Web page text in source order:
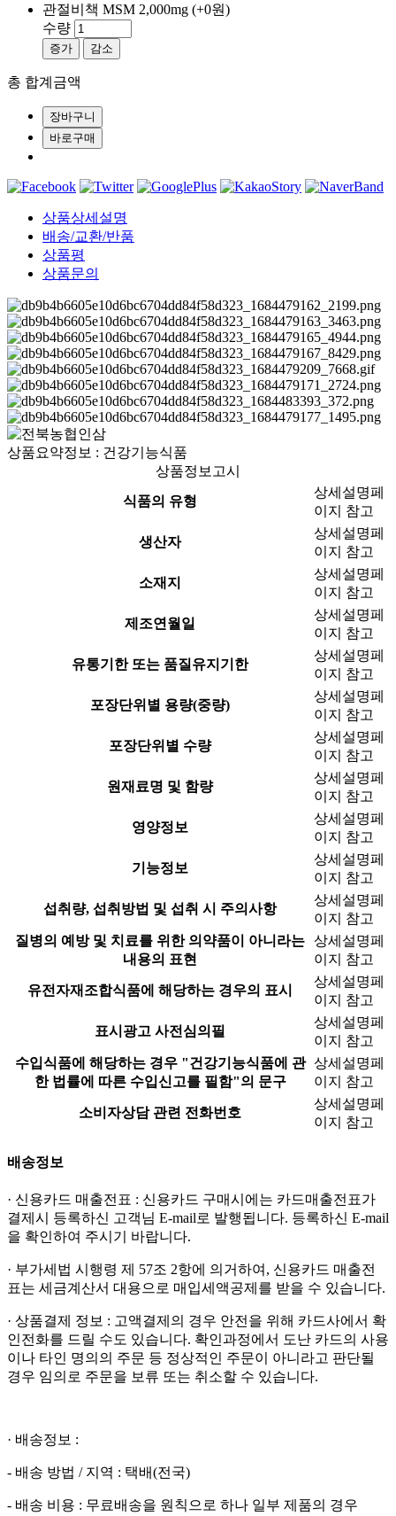
관절비책 MSM 2,000mg (+0원)
수량
증가 감소
총 합계금액
상품상세설명
배송/교환/반품
상품평
상품문의
상품요약정보 : 건강기능식품
상품정보고시
식품의 유형
상세설명페
이지 참고
생산자
상세설명페
이지 참고
소재지
상세설명페
이지 참고
제조연월일
상세설명페
이지 참고
유통기한 또는 품질유지기한
상세설명페
이지 참고
포장단위별 용량(중량)
상세설명페
이지 참고
포장단위별 수량
상세설명페
이지 참고
원재료명 및 함량
상세설명페
이지 참고
영양정보
상세설명페
이지 참고
기능정보
상세설명페
이지 참고
섭취량, 섭취방법 및 섭취 시 주의사항
상세설명페
이지 참고
질병의 예방 및 치료를 위한 의약품이 아니라는
내용의 표현
상세설명페
이지 참고
유전자재조합식품에 해당하는 경우의 표시
상세설명페
이지 참고
표시광고 사전심의필
상세설명페
이지 참고
수입식품에 해당하는 경우 "건강기능식품에 관
한 법률에 따른 수입신고를 필함"의 문구
상세설명페
이지 참고
소비자상담 관련 전화번호
상세설명페
이지 참고
배송정보
· 신용카드 매출전표 : 신용카드 구매시에는 카드매출전표가
결제시 등록하신 고객님 E-mail로 발행됩니다. 등록하신 E-mail
을 확인하여 주시기 바랍니다.
· 부가세법 시행령 제 57조 2항에 의거하여, 신용카드 매출전
표는 세금계산서 대용으로 매입세액공제를 받을 수 있습니다.
· 상품결제 정보 : 고액결제의 경우 안전을 위해 카드사에서 확
인전화를 드릴 수도 있습니다. 확인과정에서 도난 카드의 사용
이나 타인 명의의 주문 등 정상적인 주문이 아니라고 판단될
경우 임의로 주문을 보류 또는 취소할 수 있습니다.
· 배송정보 :
- 배송 방법 / 지역 : 택배(전국)
- 배송 비용 : 무료배송을 원칙으로 하나 일부 제품의 경우